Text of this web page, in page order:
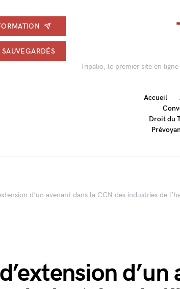
SAUVEGARDÉS
Tripalio, le premier site en
Accueil
Droit du
d’un avenant dans la CCN des industries de
d’un